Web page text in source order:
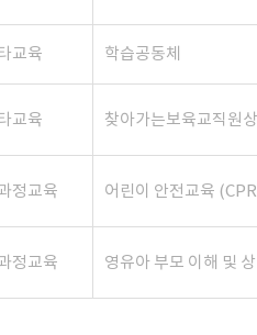
교육 학습공동체
교육 찾아가는보육교직원
정교육 어린이 안전교육
정교육 영유아 부모 이해 및